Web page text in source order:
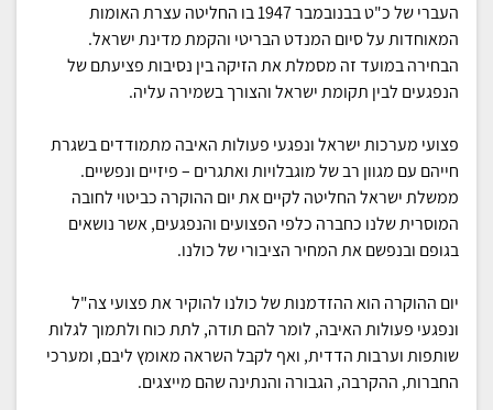
העברי של כ"ט בבנובמבר 1947 בו החליטה עצרת האומות
המאוחדות על סיום המנדט הבריטי והקמת מדינת ישראל.
הבחירה במועד זה מסמלת את הזיקה בין נסיבות פציעתם של
הנפגעים לבין תקומת ישראל והצורך בשמירה עליה.
פצועי מערכות ישראל ונפגעי פעולות האיבה מתמודדים בשגרת
חייהם עם מגוון רב של מוגבלויות ואתגרים – פיזיים ונפשיים.
ממשלת ישראל החליטה לקיים את יום ההוקרה כביטוי לחובה
המוסרית שלנו כחברה כלפי הפצועים והנפגעים, אשר נושאים
בגופם ובנפשם את המחיר הציבורי של כולנו.
יום ההוקרה הוא ההזדמנות של כולנו להוקיר את פצועי צה"ל
ונפגעי פעולות האיבה, לומר להם תודה, לתת כוח ולתמוך לגלות
שותפות וערבות הדדית, ואף לקבל השראה מאומץ ליבם, ומערכי
החברות, ההקרבה, הגבורה והנתינה שהם מייצגים.